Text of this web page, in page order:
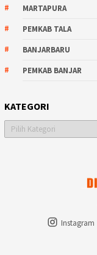
MARTAPURA
PEMKAB TALA
BANJARBARU
PEMKAB BANJAR
KATEGORI
Kategori
Instagram